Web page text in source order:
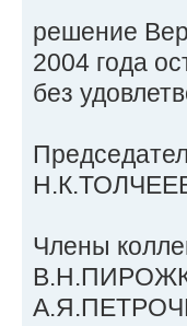
решение
2004 года
без
Члены